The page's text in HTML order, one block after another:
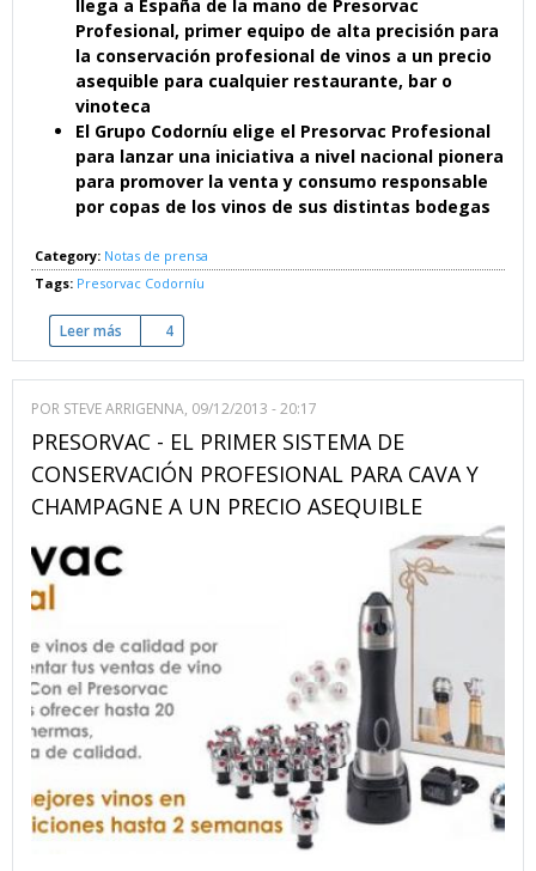
llega a España de la mano de Presorvac
Profesional, primer equipo de alta precisión para
la conservación profesional de vinos a un precio
asequible para cualquier restaurante, bar o
vinoteca
El Grupo Codorníu elige el Presorvac Profesional
para lanzar una iniciativa a nivel nacional pionera
para promover la venta y consumo responsable
por copas de los vinos de sus distintas bodegas
Category: Notas de prensa
Tags: Presorvac Codorníu
Leer más sobre Un revolucionario sistema de vinos por copa capta
4
POR STEVE ARRIGENNA, 09/12/2013 - 20:17
PRESORVAC - EL PRIMER SISTEMA DE
CONSERVACIÓN PROFESIONAL PARA CAVA Y
CHAMPAGNE A UN PRECIO ASEQUIBLE